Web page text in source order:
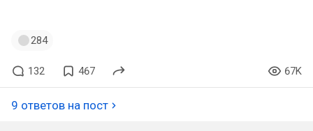
284
132 467 67K
9 ответов на пост